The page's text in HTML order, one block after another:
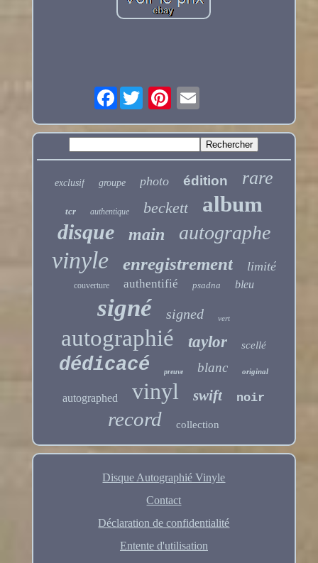
Facebook
exclusif groupe photo édition rare
tcr authentique beckett album
disque main autographe
vinyle enregistrement limité
couverture authentifié psadna bleu
signé signed vert
autographié taylor scellé
dédicacé preuve blanc original
autographed vinyl swift noir
record collection
Disque Autographié Vinyle
Contact
Déclaration de confidentialité
Entente d'utilisation